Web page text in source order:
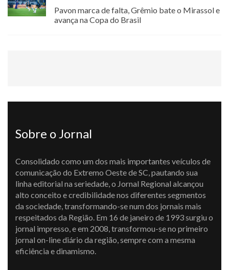
Pavon marca de falta, Grêmio bate o Mirassol e
avança na Copa do Brasil
Sobre o Jornal
Consolidado como um dos mais importantes veículos de
comunicação do Extremo Oeste de SC, pautando sua
linha editorial na seriedade, o Jornal Regional alcançou
alto conceito e credibilidade nos diferentes segmentos
da sociedade, transformando-se num dos jornais mais
respeitados da Região. Em 16 de janeiro de 1993 surgiu o
jornal impresso, e em 2008, transformou-se no primeiro
jornal on-line diário da região, sempre com a mesma
eficiência e dinamismo.